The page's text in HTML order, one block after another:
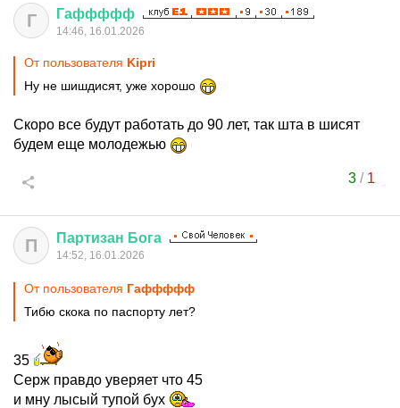
Г Гаффффф
14:46, 16.01.2026
От пользователя Kipri
Ну не шишдисят, уже хорошо
Скоро все будут работать до 90 лет, так шта в шисят
будем еще молодежью
3/ 1
П Партизан Бога
14:52, 16.01.2026
От пользователя Гаффффф
Тибю скока по паспорту лет?
35
Серж правдо уверяет что 45
и мну лысый тупой бух